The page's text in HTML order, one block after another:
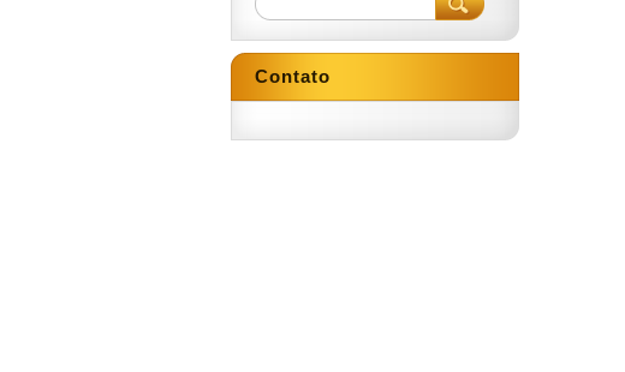
Contato